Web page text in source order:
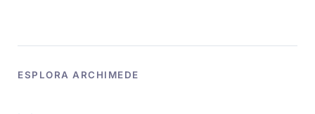
ESPLORA ARCHIMEDE